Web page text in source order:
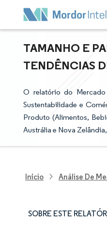
TAMANHO E
TENDÊNCIAS
O relatório do
Sustentabilidade e
Produto (Alimentos,
Austrália e Nova
Início Análise De
SOBRE ESTE